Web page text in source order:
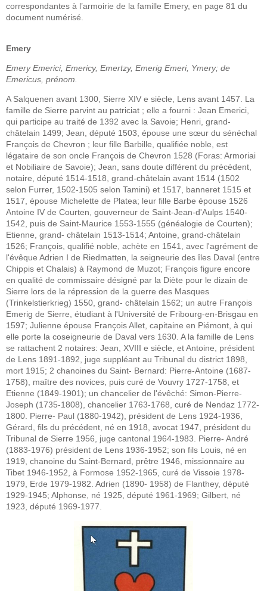
correspondantes à l’armoirie de la famille Emery, en page 81 du
document numérisé.
Emery
Emery Emerici, Emericy, Emertzy, Emerig Emeri, Ymery; de
Emericus, prénom.
A Salquenen avant 1300, Sierre XIV e siècle, Lens avant 1457. La
famille de Sierre parvint au patriciat ; elle a fourni : Jean Emerici,
qui participe au traité de 1392 avec la Savoie; Henri, grand-
châtelain 1499; Jean, député 1503, épouse une sœur du sénéchal
François de Chevron ; leur fille Barbille, qualifiée noble, est
légataire de son oncle François de Chevron 1528 (Foras: Armoriai
et Nobiliaire de Savoie); Jean, sans doute différent du précédent,
notaire, député 1514-1518, grand-châtelain avant 1514 (1502
selon Furrer, 1502-1505 selon Tamini) et 1517, banneret 1515 et
1517, épouse Michelette de Platea; leur fille Barbe épouse 1526
Antoine IV de Courten, gouverneur de Saint-Jean-d'Aulps 1540-
1542, puis de Saint-Maurice 1553-1555 (généalogie de Courten);
Etienne, grand- châtelain 1513-1514; Antoine, grand-châtelain
1526; François, qualifié noble, achète en 1541, avec l'agrément de
l'évêque Adrien I de Riedmatten, la seigneurie des îles Daval (entre
Chippis et Chalais) à Raymond de Muzot; François figure encore
en qualité de commissaire désigné par la Diète pour le dizain de
Sierre lors de la répression de la guerre des Masques
(Trinkelstierkrieg) 1550, grand- châtelain 1562; un autre François
Emerig de Sierre, étudiant à l'Université de Fribourg-en-Brisgau en
1597; Julienne épouse François Allet, capitaine en Piémont, à qui
elle porte la coseigneurie de Daval vers 1630. A la famille de Lens
se rattachent 2 notaires: Jean, XVIII e siècle, et Antoine, président
de Lens 1891-1892, juge suppléant au Tribunal du district 1898,
mort 1915; 2 chanoines du Saint- Bernard: Pierre-Antoine (1687-
1758), maître des novices, puis curé de Vouvry 1727-1758, et
Etienne (1849-1901); un chancelier de l'évêché: Simon-Pierre-
Joseph (1735-1808), chancelier 1763-1768, curé de Nendaz 1772-
1800. Pierre- Paul (1880-1942), président de Lens 1924-1936,
Gérard, fils du précédent, né en 1918, avocat 1947, président du
Tribunal de Sierre 1956, juge cantonal 1964-1983. Pierre- André
(1883-1976) président de Lens 1936-1952; son fils Louis, né en
1919, chanoine du Saint-Bernard, prêtre 1946, missionnaire au
Tibet 1946-1952, à Formose 1952-1965, curé de Vissoie 1978-
1979, Erde 1979-1982. Adrien (1890- 1958) de Flanthey, député
1929-1945; Alphonse, né 1925, député 1961-1969; Gilbert, né
1923, député 1969-1977.